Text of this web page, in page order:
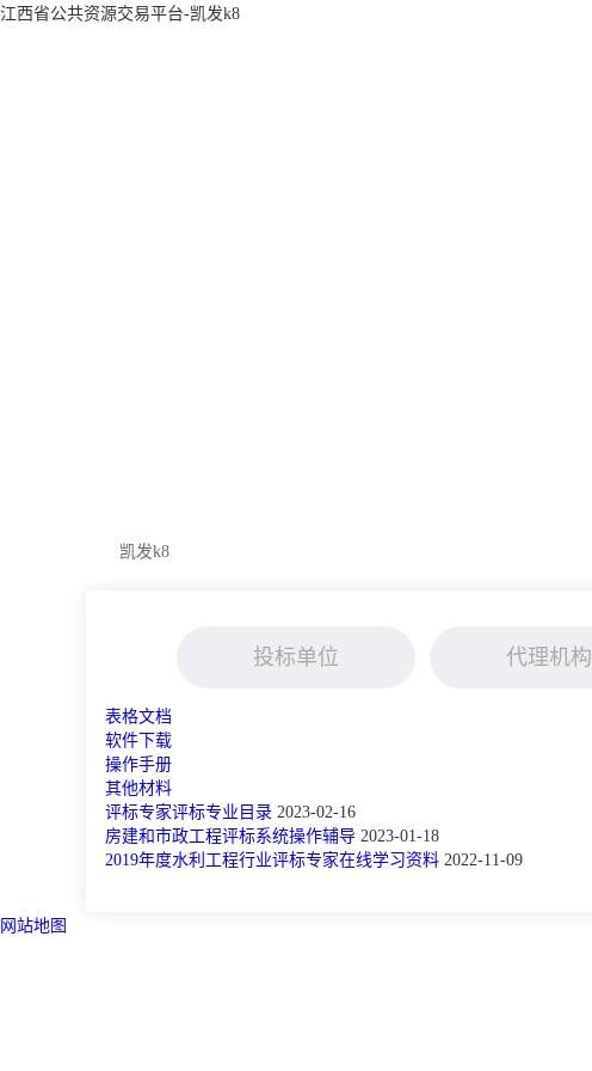
江西省公共资源交易平台-凯发k8
凯发k8
投标单位 代理机构
表格文档
软件下载
操作手册
其他材料
评标专家评标专业目录 2023-02-16
房建和市政工程评标系统操作辅导 2023-01-18
2019年度水利工程行业评标专家在线学习资料 2022-11-09
网站地图